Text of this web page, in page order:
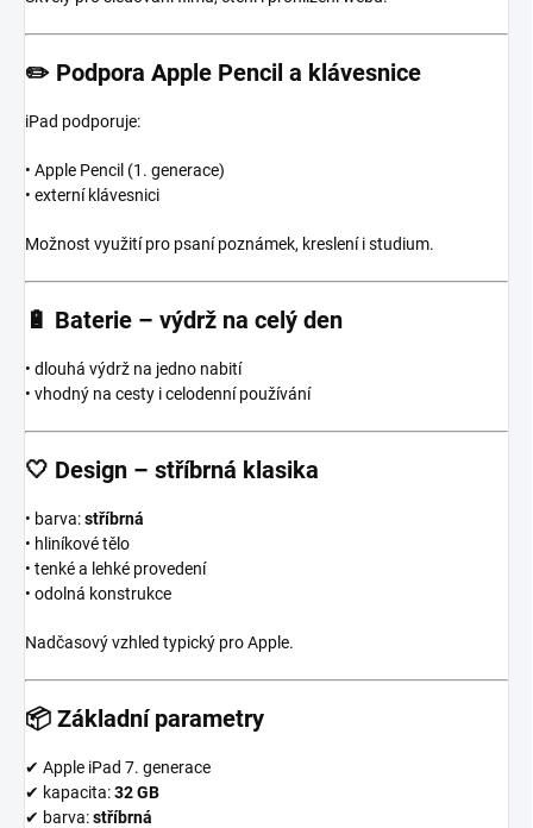
✏️ Podpora Apple Pencil a klávesnice
iPad podporuje:
• Apple Pencil (1. generace)
• externí klávesnici
Možnost využití pro psaní poznámek, kreslení i studium.
🔋 Baterie – výdrž na celý den
• dlouhá výdrž na jedno nabití
• vhodný na cesty i celodenní používání
🤍 Design – stříbrná klasika
• barva:stříbrná
• hliníkové tělo
• tenké a lehké provedení
• odolná konstrukce
Nadčasový vzhled typický pro Apple.
📦 Základní parametry
✔ Apple iPad 7. generace
✔ kapacita:32 GB
✔ barva:stříbrná